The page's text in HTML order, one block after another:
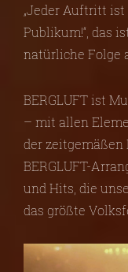
„Jeder Auftritt
Publikum!“, das
natürliche Folge
BERGLUFT ist
– mit allen
der zeitgemäßen
BERGLUFT-
und Hits, die
das größte